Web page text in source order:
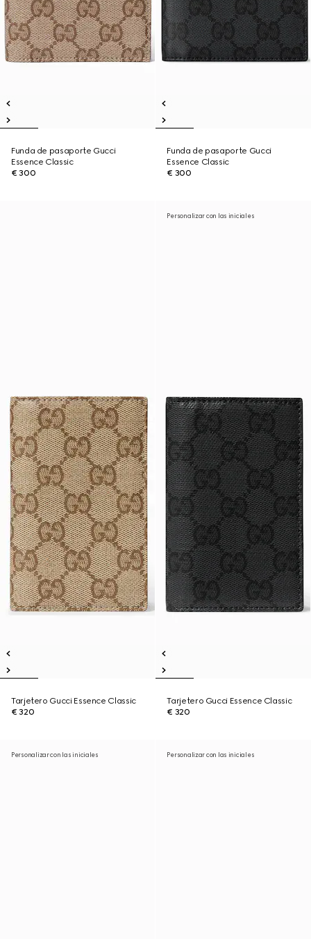
Funda de pasaporte Gucci
Essence Classic
€ 300
Funda de pasaporte Gucci
Essence Classic
€ 300
Tarjetero Gucci Essence Classic
€ 320
Personalizar con las iniciales
Tarjetero Gucci Essence Classic
€ 320
Personalizar con las iniciales Personalizar con las iniciales